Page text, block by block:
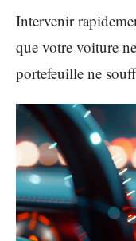
Intervenir
que votre voiture
portefeuille ne